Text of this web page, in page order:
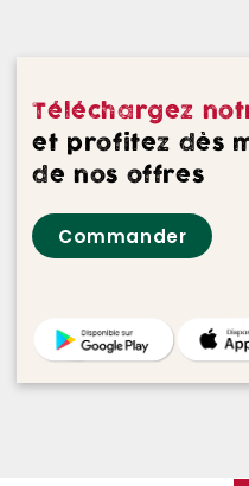
NOS VINS ROUGES
NOS VINS ROSES
NOS VINS BLANCS
Téléchargez
et profitez dès
de nos offres
Commander